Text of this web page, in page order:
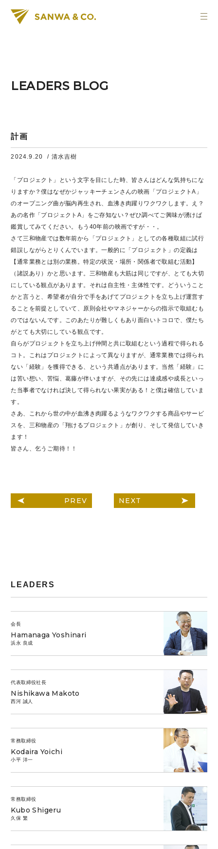
LEADERS BLOG
計画
2024.9.20 / 清水吉樹
「プロジェクト」という文字を目にした時、皆さんはどんな気持ちにな
りますか？僕はなぜかジャッキーチェンさんの映画「プロジェクトA」
のオープニング曲が脳内再生され、血沸き肉躍りワクワクします。え？
あの名作「プロジェクトA」をご存知ない？ぜひ調べてご興味が湧けば
鑑賞してみてください。もう40年前の映画ですが・・。
さて三和物産では数年前から「プロジェクト」としての各種取組に試行
錯誤しながらとりくんでいます。一般的に「プロジェクト」の定義は
【通常業務とは別の業務。特定の状況・場所・関係者で取組む活動】
（諸説あり）かと思います。三和物産も大筋は同じですが、とても大切
にしている観点があります。それは自主性・主体性です。どういうこと
かと言うと、希望者が自分で手をあげてプロジェクトを立ち上げ運営す
ることを前提としていて、原則会社やマネジャーからの指示で取組むも
のではないんです。このあたりが難しくもあり面白いトコロで、僕たち
がとても大切にしている観点です。
自らがプロジェクトを立ち上げ仲間と共に取組むという過程で得られる
コト。これはプロジェクトによって異なりますが、通常業務では得られ
ない「経験」を獲得できる、という共通点があります。当然「経験」に
は苦い想い、苦悩、葛藤が伴いますが、その先には達成感や成長といっ
た当事者でなければ決して得られない果実がある！と僕は確信していま
す。
さあ、これから世の中が血沸き肉躍るようなワクワクする商品やサービ
スを、三和物産の「翔けるプロジェクト」が創り、そして発信していき
ます！
皆さん、乞うご期待！！
PREV NEXT
LEADERS
会長
Hamanaga Yoshinari
浜永 良成
代表取締役社長
Nishikawa Makoto
西河 誠人
常務取締役
Kodaira Yoichi
小平 洋一
常務取締役
Kubo Shigeru
久保 繁